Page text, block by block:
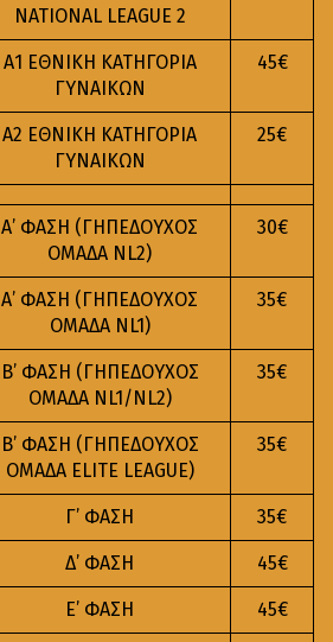
NATIONAL LEAGUE 2
Α1 ΕΘΝΙΚΗ ΚΑΤΗΓΟΡΙΑ
ΓΥΝΑΙΚΩΝ
45€
Α2 ΕΘΝΙΚΗ ΚΑΤΗΓΟΡΙΑ
ΓΥΝΑΙΚΩΝ
25€
Α’ ΦΑΣΗ (ΓΗΠΕΔΟΥΧΟΣ
ΟΜΑΔΑ NL2)
30€
Α’ ΦΑΣΗ (ΓΗΠΕΔΟΥΧΟΣ
ΟΜΑΔΑ NL1)
35€
Β’ ΦΑΣΗ (ΓΗΠΕΔΟΥΧΟΣ
ΟΜΑΔΑ NL1/NL2)
35€
Β’ ΦΑΣΗ (ΓΗΠΕΔΟΥΧΟΣ
ΟΜΑΔΑ ELITE LEAGUE)
35€
Γ’ ΦΑΣΗ 35€
Δ’ ΦΑΣΗ 45€
Ε’ ΦΑΣΗ 45€